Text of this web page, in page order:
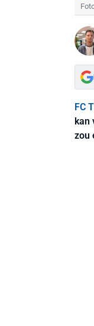
FC
kan
zou